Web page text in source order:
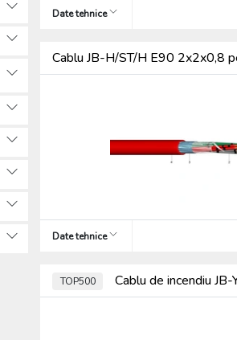
Date tehnice
Cablu JB-H/ST/H E90 2x2x0,8
Date tehnice
TOP500 Cablu de incendiu